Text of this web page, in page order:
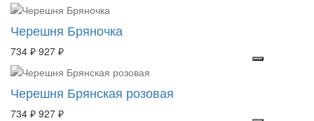
Черешня Бряночка
734 ₽ 927 ₽
Черешня Брянская розовая
734 ₽ 927 ₽